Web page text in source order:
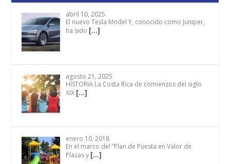
abril 10, 2025
El nuevo Tesla Model Y, conocido como Juniper,
ha sido […]
agosto 21, 2025
HISTORIA La Costa Rica de comienzos del siglo
XIX […]
enero 10, 2018
En el marco del “Plan de Puesta en Valor de
Plazas y […]